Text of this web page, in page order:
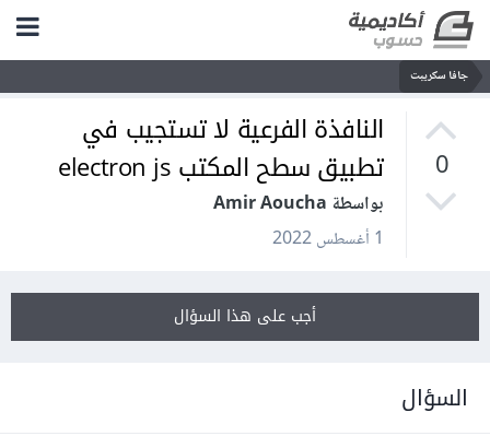
جافا سكريبت
0
النافذة الفرعية لا تستجيب في
تطبيق سطح المكتب electron js
بواسطة Amir Aoucha
1 أغسطس 2022
أجب على هذا السؤال
السؤال